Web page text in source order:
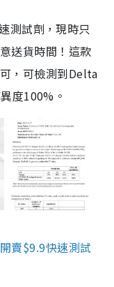
測試劑，現時只
送貨時間！這款
，可檢測到Delta
度100%。
賣$9.9快速測試